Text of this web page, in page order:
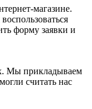
магазине.
форму заявки и
Мы прикладываем
считать нас